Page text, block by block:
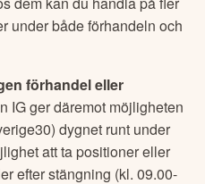
under både förhandeln och
förhandel eller
IG ger däremot möjligheten
dygnet runt under
att ta positioner eller
efter stängning (kl. 09.00-